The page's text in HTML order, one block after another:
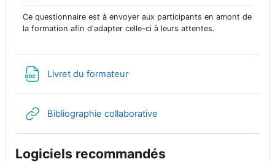
Ce questionnaire est à envoyer aux participants en amont de
la formation afin d'adapter celle-ci à leurs attentes.
Livret du formateur
Bibliographie collaborative
Logiciels recommandés